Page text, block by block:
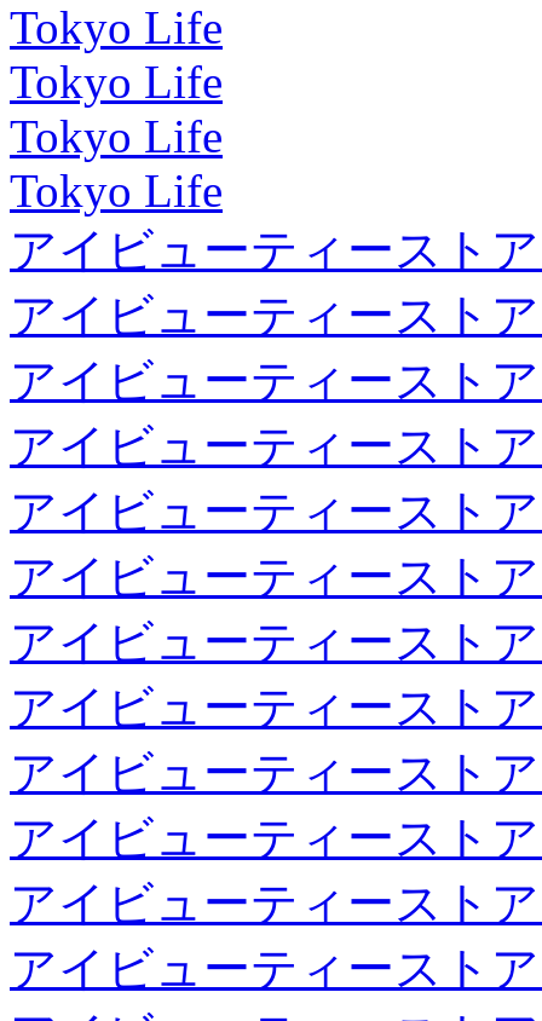
Tokyo Life
Tokyo Life
Tokyo Life
Tokyo Life
アイビューティースト
アイビューティースト
アイビューティースト
アイビューティースト
アイビューティースト
アイビューティースト
アイビューティースト
アイビューティースト
アイビューティースト
アイビューティースト
アイビューティースト
アイビューティースト